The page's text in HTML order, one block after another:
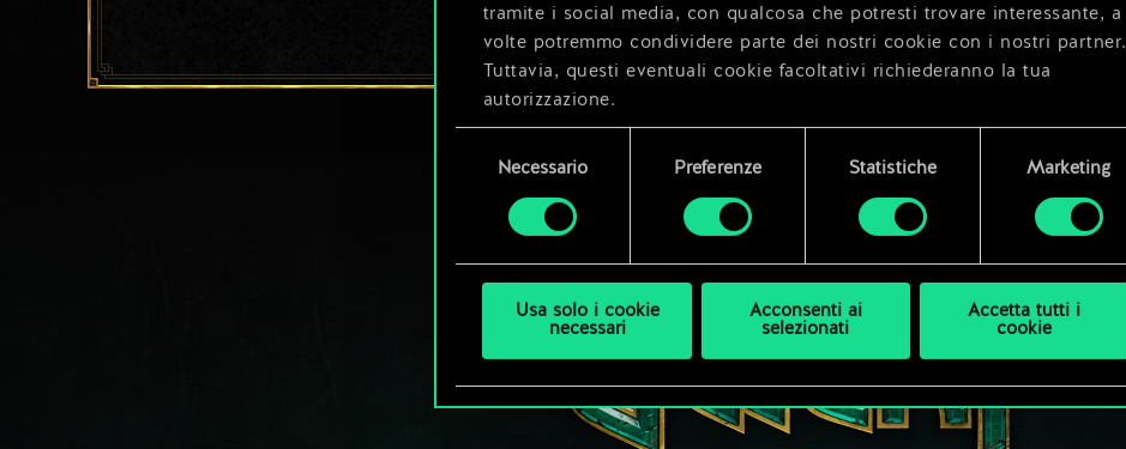
tramite i social media, con qualcosa che potresti trovare interessante, a
volte potremmo condividere parte dei nostri cookie con i nostri partner.
Tuttavia, questi eventuali cookie facoltativi richiederanno la tua
autorizzazione.
Tutti i dettagli su come utilizziamo i cookie e su come impostare le tue
consenso
Necessario Preferenze Statistiche Marketing
Usa solo i cookie
necessari
Acconsenti ai
selezionati
Accetta tutti i
cookie